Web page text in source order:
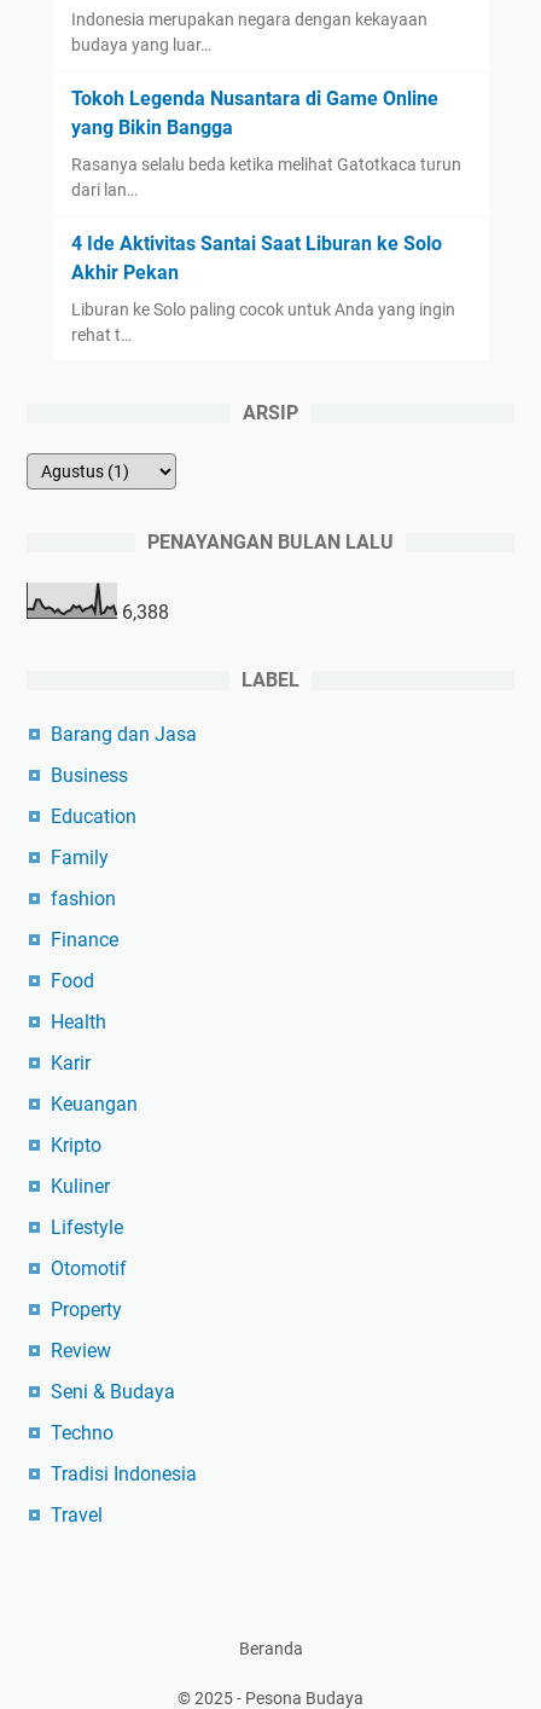
Indonesia merupakan negara dengan kekayaan
budaya yang luar…
Tokoh Legenda Nusantara di Game Online
yang Bikin Bangga
Rasanya selalu beda ketika melihat Gatotkaca turun
dari lan…
4 Ide Aktivitas Santai Saat Liburan ke Solo
Akhir Pekan
Liburan ke Solo paling cocok untuk Anda yang ingin
rehat t…
ARSIP
PENAYANGAN BULAN LALU
6,388
LABEL
Barang dan Jasa
Business
Education
Family
fashion
Finance
Food
Health
Karir
Keuangan
Kripto
Kuliner
Lifestyle
Otomotif
Property
Review
Seni & Budaya
Techno
Tradisi Indonesia
Travel
Beranda
© 2025 - Pesona Budaya